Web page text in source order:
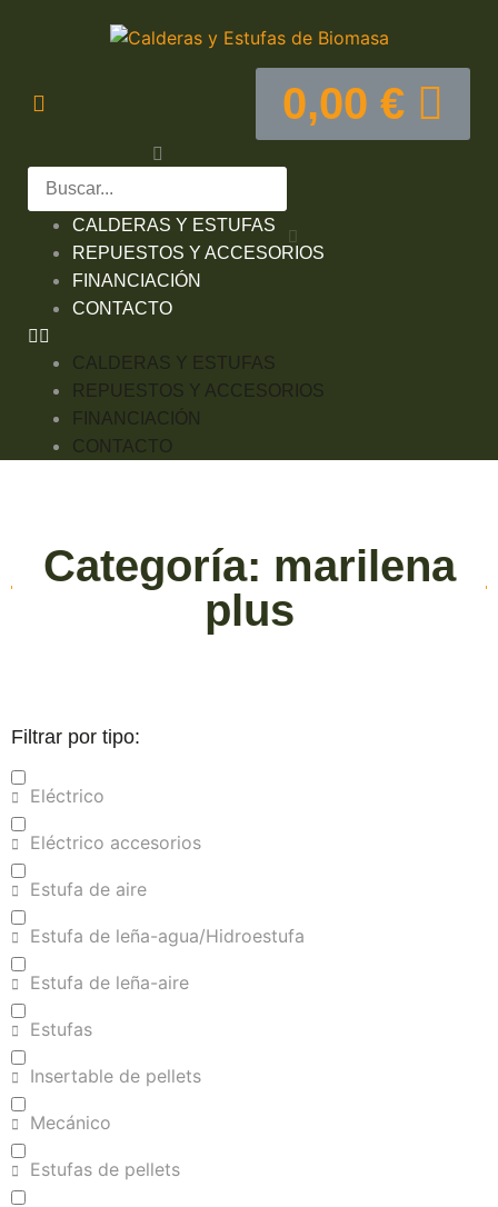
CALDERAS Y ESTUFAS
REPUESTOS Y ACCESORIOS
FINANCIACIÓN
CONTACTO
CALDERAS Y ESTUFAS
REPUESTOS Y ACCESORIOS
FINANCIACIÓN
CONTACTO
0,00 €
Categoría: marilena
plus
Filtrar por tipo:
Eléctrico
Eléctrico accesorios
Estufa de aire
Estufa de leña-agua/Hidroestufa
Estufa de leña-aire
Estufas
Insertable de pellets
Mecánico
Estufas de pellets